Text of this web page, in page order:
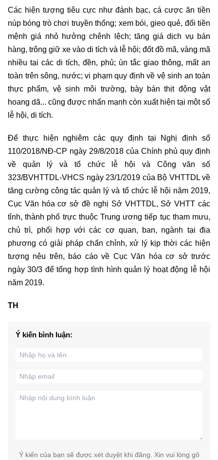
Các hiện tượng tiêu cực như đánh bạc, cá cược ăn tiền
núp bóng trò chơi truyền thống; xem bói, gieo quẻ, đổi tiền
mệnh giá nhỏ hưởng chênh lệch; tăng giá dịch vụ bán
hàng, trông giữ xe vào di tích và lễ hội; đốt đồ mã, vàng mã
nhiều tại các di tích, đền, phủ; ùn tắc giao thông, mất an
toàn trên sông, nước; vi phạm quy định về vệ sinh an toàn
thực phẩm, vệ sinh môi trường, bày bán thịt động vật
hoang dã... cũng được nhấn mạnh còn xuất hiện tại một số
lễ hội, di tích.
Để thực hiện nghiêm các quy định tại Nghị định số
110/2018/NĐ-CP ngày 29/8/2018 của Chính phủ quy định
về quản lý và tổ chức lễ hội và Công văn số
323/BVHTTDL-VHCS ngày 23/1/2019 của Bộ VHTTDL về
tăng cường công tác quản lý và tổ chức lễ hội năm 2019,
Cục Văn hóa cơ sở đề nghị Sở VHTTDL, Sở VHTT các
tỉnh, thành phố trực thuộc Trung ương tiếp tục tham mưu,
chủ trì, phối hợp với các cơ quan, ban, ngành tại địa
phương có giải pháp chấn chỉnh, xử lý kịp thời các hiện
tượng nêu trên, báo cáo về Cục Văn hóa cơ sở trước
ngày 30/3 để tổng hợp tình hình quản lý hoạt động lễ hội
năm 2019.
TH
Ý kiến bình luận:
Ý kiến của bạn sẽ được xét duyệt khi đăng. Xin vui lòng gõ